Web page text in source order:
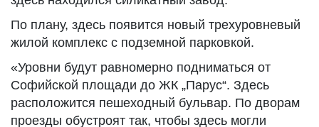
По плану, здесь появится новый трехуровневый
жилой комплекс с подземной парковкой.
«Уровни будут равномерно подниматься от
Софийской площади до ЖК „Парус“. Здесь
расположится пешеходный бульвар. По дворам
проезды обустроят так, чтобы здесь могли